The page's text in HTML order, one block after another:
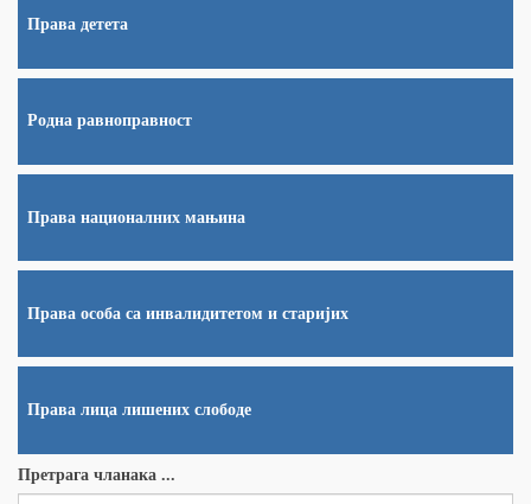
Права детета
Родна равноправност
Права националних мањина
Права особа са инвалидитетом и старијих
Права лица лишених слободе
Претрага чланака ...